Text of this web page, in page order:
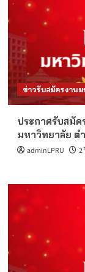
ข่าวรับสมัครงานม
ประกาศรับสมั
มหาวิทยาลัย ต
adminLPRU 2